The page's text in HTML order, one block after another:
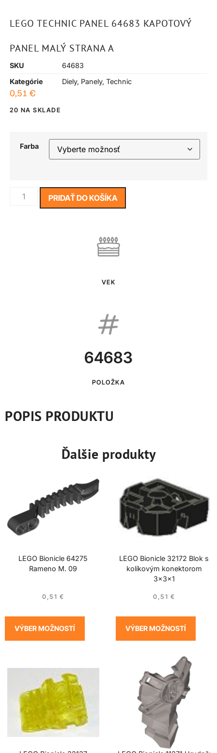
LEGO TECHNIC PANEL 64683 KAPOTOVÝ
PANEL MALÝ STRANA A
SKU
64683
Kategórie
Diely, Panely, Technic
0,51 €
20 NA SKLADE
Farba
PRIDAŤ DO KOŠÍKA
VEK
64683
POLOŽKA
POPIS PRODUKTU
Ďalšie produkty
LEGO Bionicle 64275
Rameno M. 09
0,51 €
VÝBER MOŽNOSTÍ
LEGO Bionicle 32172 Blok s
kolíkovým konektorom
3x3x1
0,51 €
VÝBER MOŽNOSTÍ